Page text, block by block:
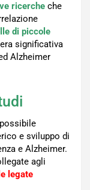
ricerche che
di piccole
significativa
Alzheimer
e sviluppo di
e Alzheimer.
agli
legate